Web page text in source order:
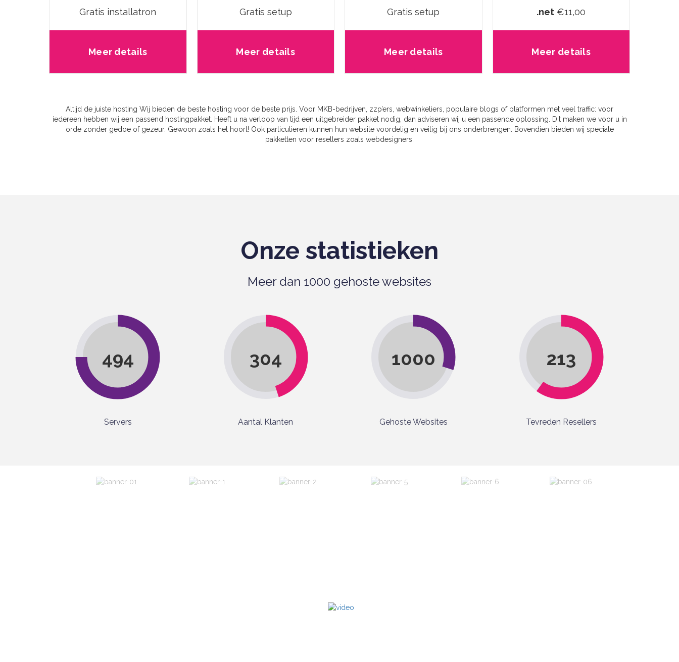
Gratis installatron
Meer details
Gratis setup
Meer details
Gratis setup
Meer details
.net €11,00
Meer details
Altijd de juiste hosting Wij bieden de beste hosting voor de beste prijs. Voor MKB-bedrijven, zzp’ers, webwinkeliers, populaire blogs of platformen met veel traffic: voor
iedereen hebben wij een passend hostingpakket. Heeft u na verloop van tijd een uitgebreider pakket nodig, dan adviseren wij u een passende oplossing. Dit maken we voor u in
orde zonder gedoe of gezeur. Gewoon zoals het hoort! Ook particulieren kunnen hun website voordelig en veilig bij ons onderbrengen. Bovendien bieden wij speciale
pakketten voor resellers zoals webdesigners.
Onze statistieken
Meer dan 1000 gehoste websites
494
Servers
304
Aantal Klanten
1000
Gehoste Websites
213
Tevreden Resellers